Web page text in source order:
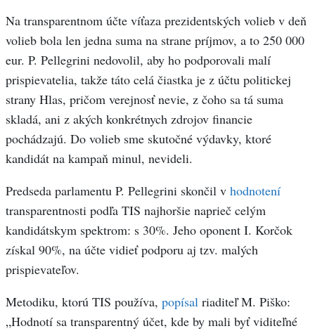
Na transparentnom účte víťaza prezidentských volieb v deň
volieb bola len jedna suma na strane príjmov, a to 250 000
eur. P. Pellegrini nedovolil, aby ho podporovali malí
prispievatelia, takže táto celá čiastka je z účtu politickej
strany Hlas, pričom verejnosť nevie, z čoho sa tá suma
skladá, ani z akých konkrétnych zdrojov financie
pochádzajú. Do volieb sme skutočné výdavky, ktoré
kandidát na kampaň minul, nevideli.
Predseda parlamentu P. Pellegrini skončil v hodnotení
transparentnosti podľa TIS najhoršie naprieč celým
kandidátskym spektrom: s 30%. Jeho oponent I. Korčok
získal 90%, na účte vidieť podporu aj tzv. malých
prispievateľov.
Metodiku, ktorú TIS používa, popísal riaditeľ M. Piško:
„Hodnotí sa transparentný účet, kde by mali byť viditeľné